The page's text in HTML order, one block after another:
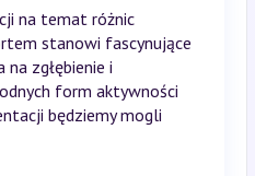
na temat różnic
stanowi fascynujące
zgłębienie i
form aktywności
będziemy mogli